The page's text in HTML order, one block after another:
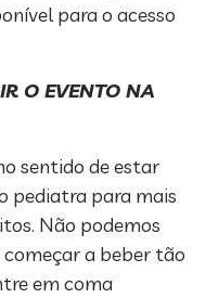
para o acesso
O EVENTO NA
sentido de estar
pediatra para mais
Não podemos
a beber tão
em coma